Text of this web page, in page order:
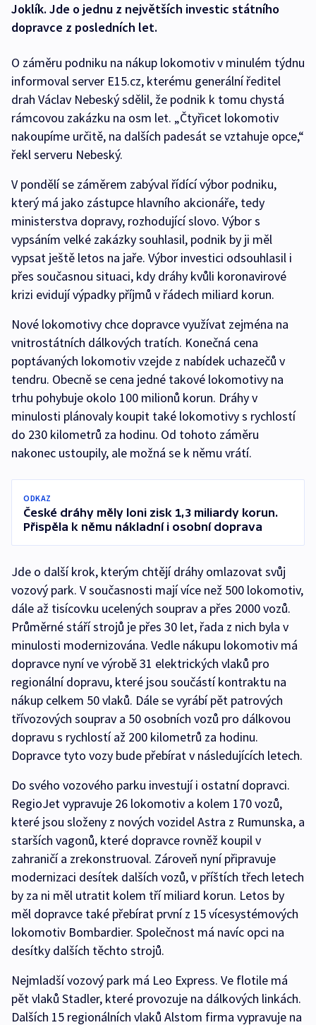
Joklík. Jde o jednu z největších investic státního
dopravce z posledních let.
O záměru podniku na nákup lokomotiv v minulém týdnu
informoval server E15.cz, kterému generální ředitel
drah Václav Nebeský sdělil, že podnik k tomu chystá
rámcovou zakázku na osm let. „Čtyřicet lokomotiv
nakoupíme určitě, na dalších padesát se vztahuje opce,“
řekl serveru Nebeský.
V pondělí se záměrem zabýval řídící výbor podniku,
který má jako zástupce hlavního akcionáře, tedy
ministerstva dopravy, rozhodující slovo. Výbor s
vypsáním velké zakázky souhlasil, podnik by ji měl
vypsat ještě letos na jaře. Výbor investici odsouhlasil i
přes současnou situaci, kdy dráhy kvůli koronavirové
krizi evidují výpadky příjmů v řádech miliard korun.
Nové lokomotivy chce dopravce využívat zejména na
vnitrostátních dálkových tratích. Konečná cena
poptávaných lokomotiv vzejde z nabídek uchazečů v
tendru. Obecně se cena jedné takové lokomotivy na
trhu pohybuje okolo 100 milionů korun. Dráhy v
minulosti plánovaly koupit také lokomotivy s rychlostí
do 230 kilometrů za hodinu. Od tohoto záměru
nakonec ustoupily, ale možná se k němu vrátí.
ODKAZ
České dráhy měly loni zisk 1,3 miliardy korun.
Přispěla k němu nákladní i osobní doprava
Jde o další krok, kterým chtějí dráhy omlazovat svůj
vozový park. V současnosti mají více než 500 lokomotiv,
dále až tisícovku ucelených souprav a přes 2000 vozů.
Průměrné stáří strojů je přes 30 let, řada z nich byla v
minulosti modernizována. Vedle nákupu lokomotiv má
dopravce nyní ve výrobě 31 elektrických vlaků pro
regionální dopravu, které jsou součástí kontraktu na
nákup celkem 50 vlaků. Dále se vyrábí pět patrových
třívozových souprav a 50 osobních vozů pro dálkovou
dopravu s rychlostí až 200 kilometrů za hodinu.
Dopravce tyto vozy bude přebírat v následujících letech.
Do svého vozového parku investují i ostatní dopravci.
RegioJet vypravuje 26 lokomotiv a kolem 170 vozů,
které jsou složeny z nových vozidel Astra z Rumunska, a
starších vagonů, které dopravce rovněž koupil v
zahraničí a zrekonstruoval. Zároveň nyní připravuje
modernizaci desítek dalších vozů, v příštích třech letech
by za ni měl utratit kolem tří miliard korun. Letos by
měl dopravce také přebírat první z 15 vícesystémových
lokomotiv Bombardier. Společnost má navíc opci na
desítky dalších těchto strojů.
Nejmladší vozový park má Leo Express. Ve flotile má
pět vlaků Stadler, které provozuje na dálkových linkách.
Dalších 15 regionálních vlaků Alstom firma vypravuje na